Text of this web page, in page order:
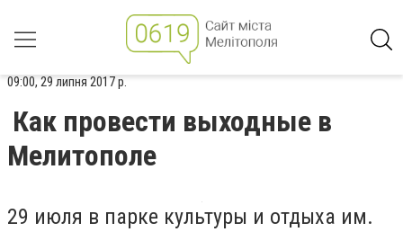
09:00, 29 липня 2017 р.
Как провести выходные в
Мелитополе
29 июля в парке культуры и отдыха им.